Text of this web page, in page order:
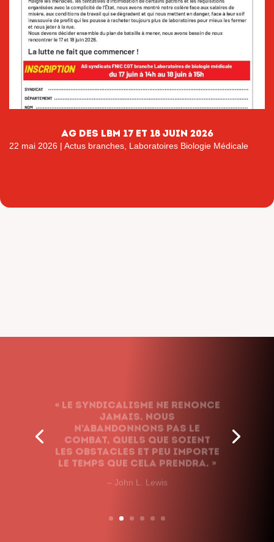
AG DES LBM 17 ET 18 JUIN 2026
22 mai 2026 | Actus branches Laboratoires Biologie Médicale
jamais. Nous
n’abandonnons pas le
combat, quels que soient
les obstacles et peu importe
le temps que cela prendra. »